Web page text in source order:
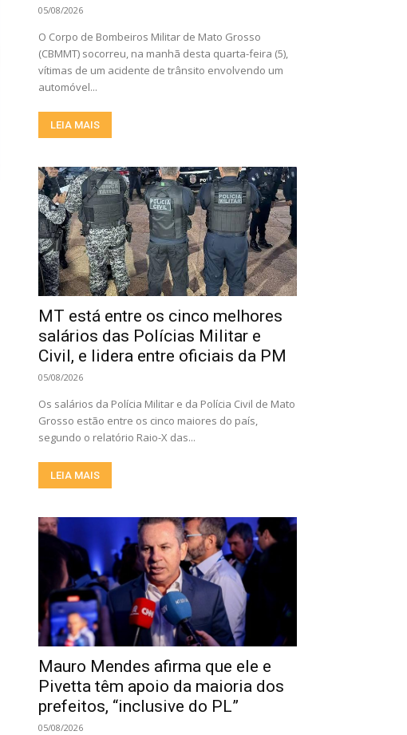
05/08/2026
O Corpo de Bombeiros Militar de Mato Grosso
(CBMMT) socorreu, na manhã desta quarta-feira (5),
vítimas de um acidente de trânsito envolvendo um
automóvel...
LEIA MAIS
MT está entre os cinco melhores
salários das Polícias Militar e
Civil, e lidera entre oficiais da PM
05/08/2026
Os salários da Polícia Militar e da Polícia Civil de Mato
Grosso estão entre os cinco maiores do país,
segundo o relatório Raio-X das...
LEIA MAIS
Mauro Mendes afirma que ele e
Pivetta têm apoio da maioria dos
prefeitos, “inclusive do PL”
05/08/2026